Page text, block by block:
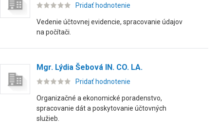
Pridať hodnotenie
Vedenie účtovnej evidencie, spracovanie údajov
na počítači.
Mgr. Lýdia Šebová IN. CO. LA.
Pridať hodnotenie
Organizačné a ekonomické poradenstvo,
spracovanie dát a poskytovanie účtovných
služieb.